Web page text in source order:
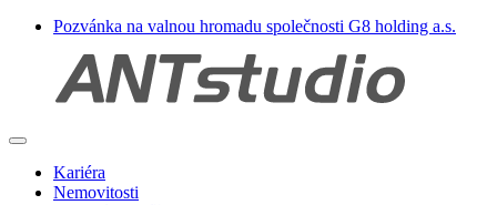
Pozvánka na valnou hromadu společnosti G8 holding a.s.
Kariéra
Nemovitosti